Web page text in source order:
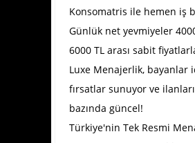
Konsomatris ile hemen iş
Günlük net yevmiyeler
6000 TL arası sabit
Luxe Menajerlik, bayanlar
fırsatlar sunuyor ve
bazında güncel!
Türkiye'nin Tek Resmi